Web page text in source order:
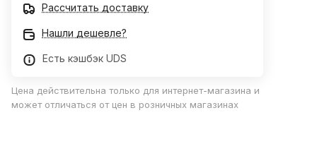
Рассчитать доставку
Нашли дешевле?
Есть кэшбэк UDS
Цена действительна только для интернет-магазина и
может отличаться от цен в розничных магазинах